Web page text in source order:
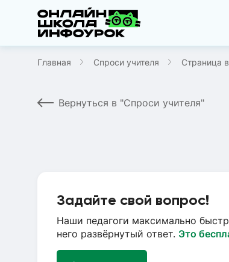
Главная Спроси учителя Страница
Вернуться в "Спроси учителя"
Задайте свой вопрос!
Наши педагоги максимально
него развёрнутый ответ. Это